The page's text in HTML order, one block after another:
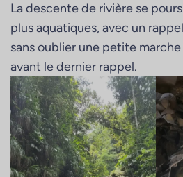
La descente de rivière se
plus aquatiques, avec un
sans oublier une petite marche
avant le dernier rappel.